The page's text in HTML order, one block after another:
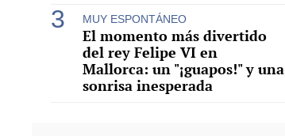
MUY ESPONTÁNEO
El momento más divertido
del rey Felipe VI en
Mallorca: un "¡guapos!" y una
sonrisa inesperada